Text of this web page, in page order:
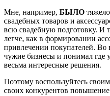
Мне, например, БЫЛО
свадебных товаров и
всю свадебную подготовку. И
легче, как в формировании
привлечении покупателей. Во
чужие бизнесы и понимал где
весьма интересные решения.
Поэтому воспользуйтесь
своих конкурентов